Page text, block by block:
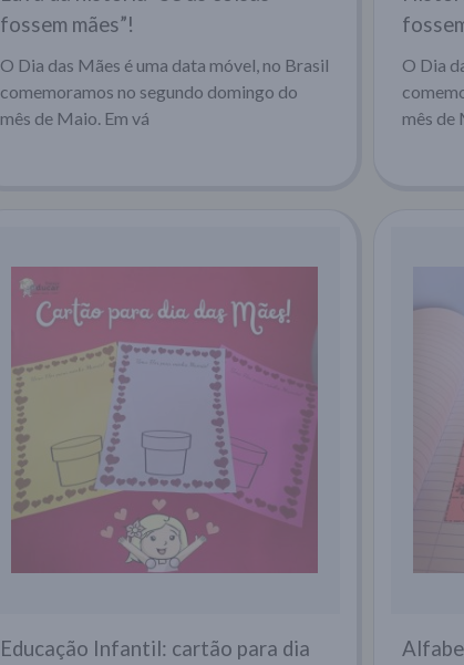
fossem mães”!
O Dia das Mães é uma data móvel, no Brasil
comemoramos no segundo domingo do
mês de Maio. Em vá
O Dia
mês de
Educação Infantil: cartão para dia